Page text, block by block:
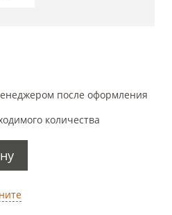
после оформления
количества